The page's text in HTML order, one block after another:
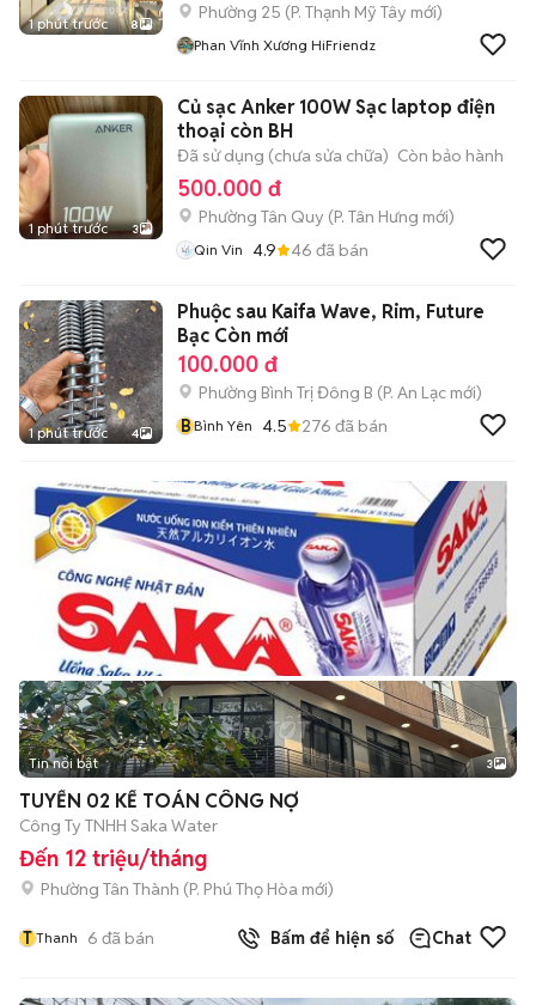
1 phút trước 8
Phường 25 (P. Thạnh Mỹ Tây mới)
Phan Vĩnh Xương HiFriendz
1 phút trước 3
Củ sạc Anker 100W Sạc laptop điện
thoại còn BH
Đã sử dụng (chưa sửa chữa) Còn bảo hành
500.000 đ
Phường Tân Quy (P. Tân Hưng mới)
Qin Vin 4.9 46 đã bán
1 phút trước 4
Phuộc sau Kaifa Wave, Rim, Future
Bạc Còn mới
100.000 đ
Phường Bình Trị Đông B (P. An Lạc mới)
BBình Yên 4.5 276 đã bán
Tin nổi bật 3
TUYỂN 02 KẾ TOÁN CÔNG NỢ
Công Ty TNHH Saka Water
Đến 12 triệu/tháng
Phường Tân Thành (P. Phú Thọ Hòa mới)
T Thanh 6 đã bán Bấm để hiện số Chat